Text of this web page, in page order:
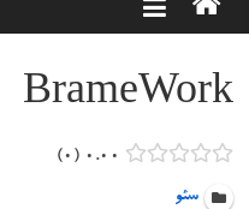
هوش
مصنوعی
www.hooshtaak.ir
BrameWork
۰.۰۰ ۰
سئو